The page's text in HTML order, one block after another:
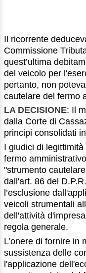
Il ricorrente
Commissione
quest’ultima
del veicolo per
pertanto, non
cautelare del fermo
LA DECISIONE: Il
dalla Corte di
principi consolidati
I giudici di
fermo
"strumento
dall'art. 86 del
l’esclusione
veicoli strumentali
dell'attività
regola generale.
L’onere di fornire in
sussistenza delle
l'applicazione